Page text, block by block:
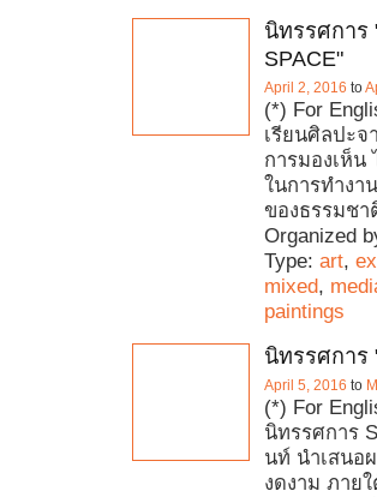
นิทรรศการ
SPACE"
April 2, 2016 to
(*) For
เรียนศิลปะ
การมองเห็น
ในการทำงา
ของธรรมช
Organized
Type: art,
mixed,
paintings
นิทรรศการ
April 5, 2016 to
(*) For
นิทรรศการ
นท์ นำเสนอ
งดงาม ภายใ